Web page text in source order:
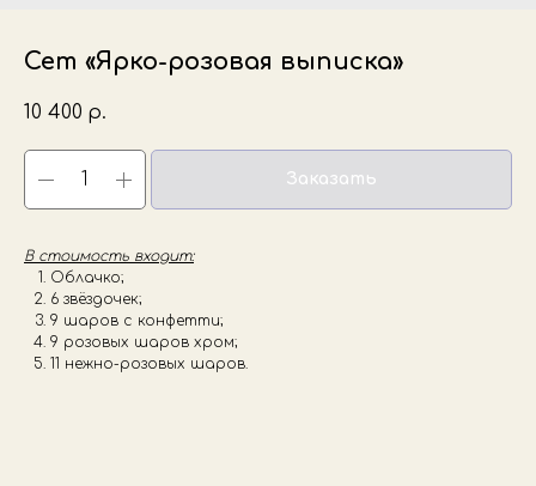
Сет «Ярко-розовая выписка»
10 400 р.
Заказать
В стоимость входит:
Облачко;
6 звёздочек;
9 шаров с конфетти;
9 розовых шаров хром;
11 нежно-розовых шаров.